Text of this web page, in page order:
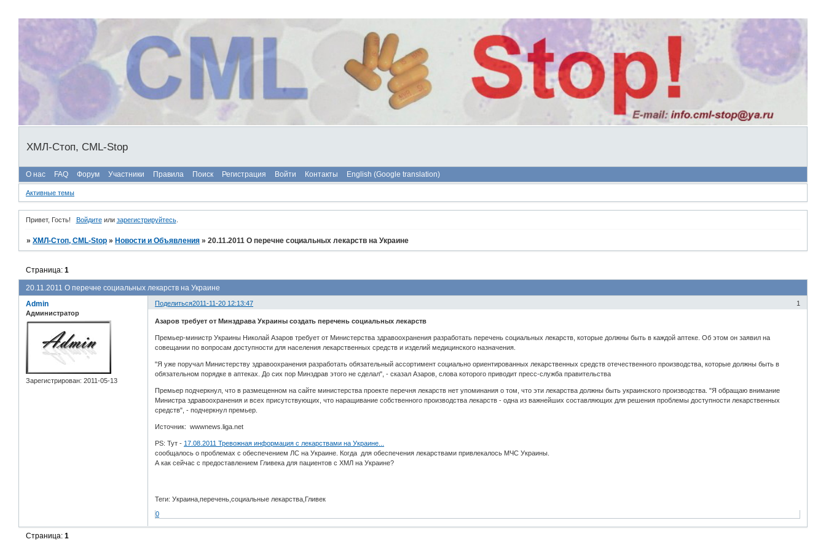
ХМЛ-Стоп, CML-Stop
О нас FAQ Форум Участники Правила Поиск Регистрация Войти Контакты English (Google translation)
Активные темы
Привет, Гость! Войдитеили зарегистрируйтесь.
»ХМЛ-Стоп, CML-Stop »Новости и Объявления »20.11.2011 О перечне социальных лекарств на Украине
20.11.2011 О перечне социальных лекарств на Украине
Страница:1
Поделиться 1
2011-11-20 12:13:47
Admin
Администратор
Зарегистрирован: 2011-05-13
Азаров требует от Минздрава Украины создать перечень социальных лекарств
Премьер-министр Украины Николай Азаров требует от Министерства здравоохранения разработать перечень социальных лекарств, которые должны быть в каждой аптеке. Об этом он заявил на
совещании по вопросам доступности для населения лекарственных средств и изделий медицинского назначения.
"Я уже поручал Министерству здравоохранения разработать обязательный ассортимент социально ориентированных лекарственных средств отечественного производства, которые должны быть в
обязательном порядке в аптеках. До сих пор Минздрав этого не сделал", - сказал Азаров, слова которого приводит пресс-служба правительства
Премьер подчеркнул, что в размещенном на сайте министерства проекте перечня лекарств нет упоминания о том, что эти лекарства должны быть украинского производства. "Я обращаю внимание
Министра здравоохранения и всех присутствующих, что наращивание собственного производства лекарств - одна из важнейших составляющих для решения проблемы доступности лекарственных
средств", - подчеркнул премьер.
Источник: wwwnews.liga.net
PS: Тут - 17.08.2011 Тревожная информация с лекарствами на Украине...
сообщалось о проблемах с обеспечением ЛС на Украине. Когда для обеспечения лекарствами привлекалось МЧС Украины.
А как сейчас с предоставлением Гливека для пациентов с ХМЛ на Украине?
Теги: Украина,перечень,социальные лекарства,Гливек
0
Страница:1